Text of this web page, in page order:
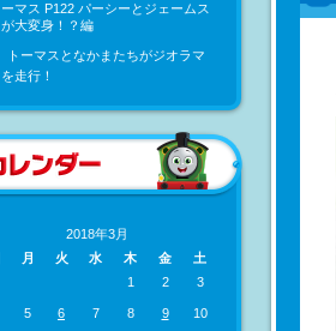
ーマス P122 パーシーとジェームス
が大変身！？編
トーマスとなかまたちがジオラマ
を走行！
2018年3月
月 火 水 木 金
土
1
2 3
5 6 7 8 9 10